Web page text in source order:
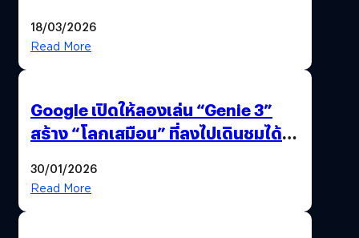
18/03/2026
Read More
Google เปิดให้ลองเล่น “Genie 3”
สร้าง “โลกเสมือน” ที่ลงไปเดินชมได้
30/01/2026
Read More